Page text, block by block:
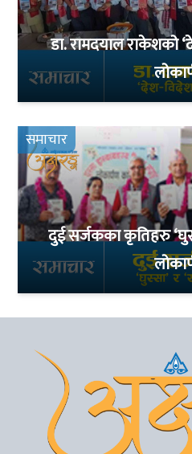
डा. रामदयाल राकेशको
समाचार
दुई सर्जकका कृतिहरु